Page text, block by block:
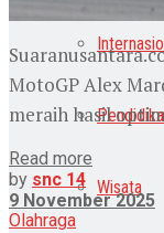
Wisata
MotoGP Alex
meraih hasil
Read more
by snc 14
9 November 2025
Olahraga